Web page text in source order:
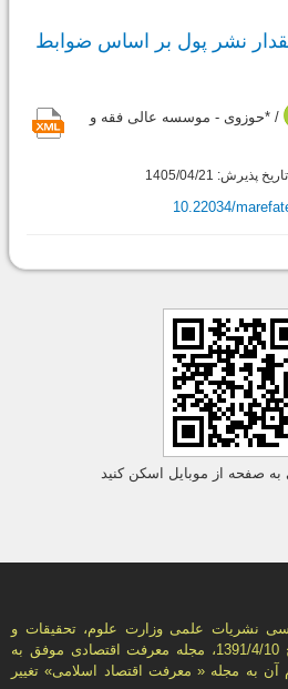
نشر پول بر اساس ضوابط
/ *حوزوی - موسسه عالی فقه و
تاریخ پذیرش: 1405/04/21
10.22034/
صفحه از موبایل اسکن کنید
نشریات علمی وزارت علوم، تحقیقات و
فناوری به شماره 3/77665 مورخ 1391/4/10، مجله معرفت اقتصادی موفق به
به مجله « معرفت اقتصاد اسلامی» تغییر